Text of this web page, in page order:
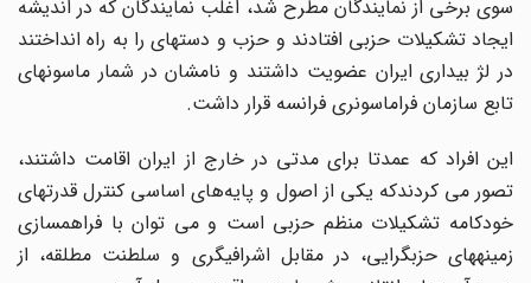
سوی برخی از نمایندگان مطرح شد، اغلب نمایندگان که در اندیشه
ایجاد تشکیلات حزبی افتادند و حزب و دسته‎ای را به راه انداختند
در لژ بیداری ایران عضویت داشتند و نامشان در شمار ماسون‎های
تابع سازمان فراماسونری فرانسه قرار داشت.
این افراد که عمدتا برای مدتی در خارج از ایران اقامت داشتند،
تصور می کردندکه یکی از اصول و پایه‌های اساسی کنترل قدرت‎های
خودکامه تشکیلات منظم حزبی است و می توان با فراهم­سازی
زمینه‎های حزب‎گرایی، در مقابل اشرافی‎گری و سلطنت مطلقه، از